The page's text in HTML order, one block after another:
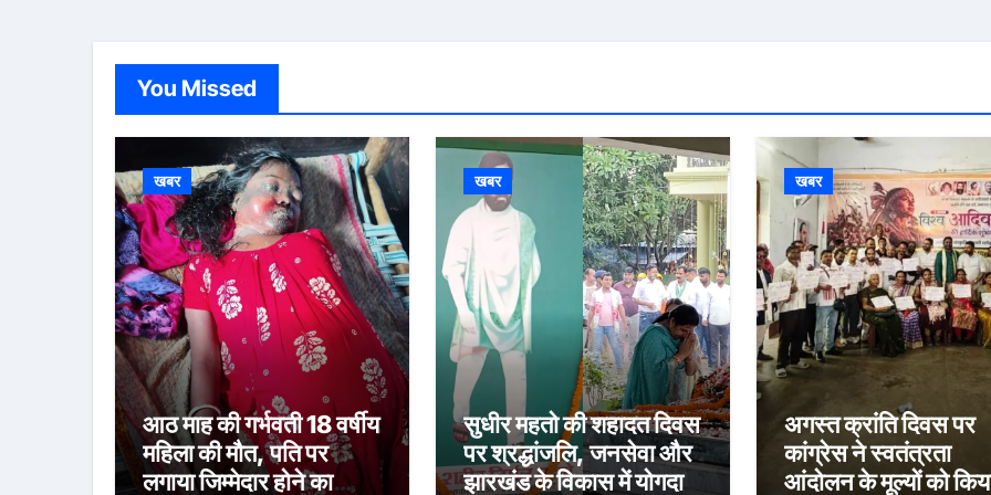
You Missed
खबर
आठ माह की गर्भवती 18 वर्षीय
महिला की मौत, पति पर
लगाया जिम्मेदार होने का
खबर
सुधीर महतो की शहादत दिवस
पर श्रद्धांजलि, जनसेवा और
झारखंड के विकास में योगदान
खबर
अगस्त क्रांति दिवस पर
कांग्रेस ने स्वतंत्रता
आंदोलन के मूल्यों को